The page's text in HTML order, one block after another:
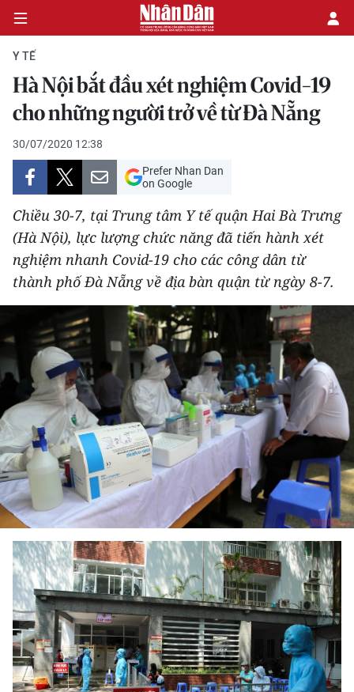
CHÍNH TRỊ
KINH TẾ
VĂN HÓA
XÃ HỘI
PHÁP LUẬT
THẾ GIỚI
THỂ THAO
GIÁO DỤC
Y TẾ
KHOA HỌC - CÔNG NGHỆ
MÔI TRƯỜNG
BẠN ĐỌC
KIỂM CHỨNG THÔNG TIN
TRI THỨC CHUYÊN SÂU
54 DÂN TỘC VIỆT NAM
Y TẾ
Hà Nội bắt đầu xét nghiệm Covid-19
cho những người trở về từ Đà Nẵng
30/07/2020 12:38
Prefer Nhan Dan
on Google
Chiều 30-7, tại Trung tâm Y tế quận Hai Bà Trưng
(Hà Nội), lực lượng chức năng đã tiến hành xét
nghiệm nhanh Covid-19 cho các công dân từ
thành phố Đà Nẵng về địa bàn quận từ ngày 8-7.